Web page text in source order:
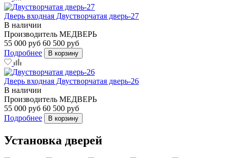
Дверь входная Двустворчатая дверь-27
В наличии
Производитель МЕДВЕРЬ
55 000 руб 60 500 руб
Подробнее
В корзину
Дверь входная Двустворчатая дверь-26
В наличии
Производитель МЕДВЕРЬ
55 000 руб 60 500 руб
Подробнее
В корзину
Установка дверей